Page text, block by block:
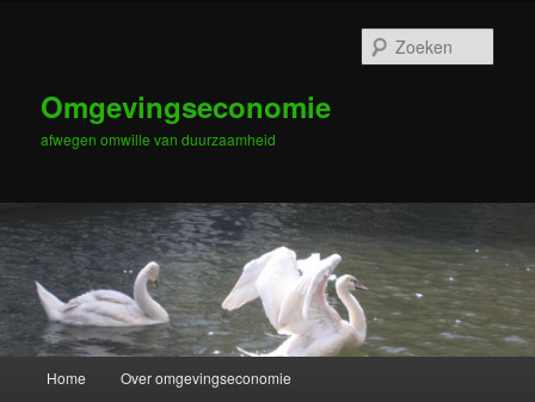
Omgevingseconomie
afwegen omwille van duurzaamheid
Spring naar de primaire inhoud
Spring naar de secundaire inhoud
Home Over omgevingseconomie